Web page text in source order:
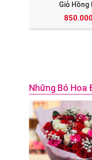
Giỏ Hồng
Những Bó Hoa